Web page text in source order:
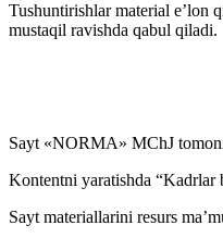
Tushuntirishlar material e’lon
mustaqil ravishda qabul qiladi.
Sayt «NORMA» MChJ
Kontentni yaratishda “Kadrlar
Sayt materiallarini resurs